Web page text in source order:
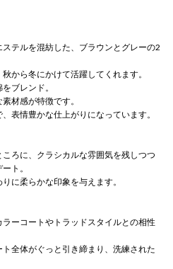
テルを混紡した、ブラウンとグレーの2
から冬にかけて活躍してくれます。
ブレンド。
材感が特徴です。
表情豊かな仕上がりになっています。
ろに、クラシカルな雰囲気を残しつつ
ト。
に柔らかな印象を与えます。
ーコートやトラッドスタイルとの相性
全体がぐっと引き締まり、洗練された